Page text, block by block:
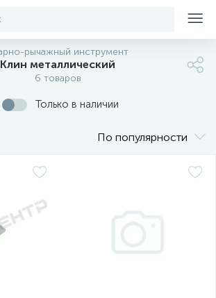
рычажный инструмент
Клин металлический
6 товаров
Только в наличии
По популярности